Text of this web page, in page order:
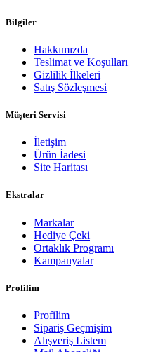
Bilgiler
Hakkımızda
Teslimat ve Koşulları
Gizlilik İlkeleri
Satış Sözleşmesi
Müşteri Servisi
İletişim
Ürün İadesi
Site Haritası
Ekstralar
Markalar
Hediye Çeki
Ortaklık Programı
Kampanyalar
Profilim
Profilim
Sipariş Geçmişim
Alışveriş Listem